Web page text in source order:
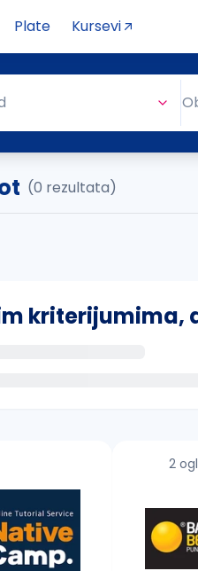
Plate Kursevi
(0 rezultata)
kriterijumima,
dž)
2